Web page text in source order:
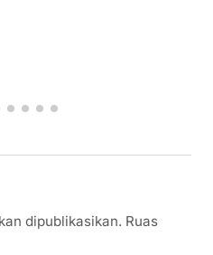
dipublikasikan. Ruas